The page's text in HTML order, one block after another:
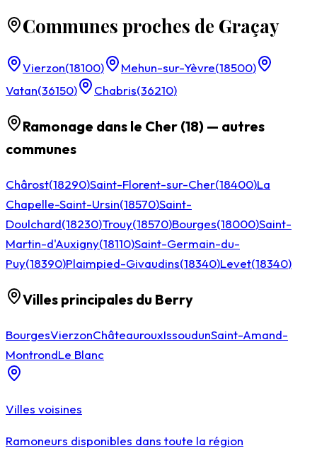
Communes proches de Graçay
Vierzon(18100) Mehun-sur-Yèvre(18500)
Vatan(36150) Chabris(36210)
Ramonage dans le Cher (18) — autres
communes
Chârost(18290)Saint-Florent-sur-Cher(18400)La
Chapelle-Saint-Ursin(18570)Saint-
Doulchard(18230)Trouy(18570)Bourges(18000)Saint-
Martin-d'Auxigny(18110)Saint-Germain-du-
Puy(18390)Plaimpied-Givaudins(18340)Levet(18340)
Villes principales du Berry
BourgesVierzonChâteaurouxIssoudunSaint-Amand-
MontrondLe Blanc
Villes voisines
Ramoneurs disponibles dans toute la région